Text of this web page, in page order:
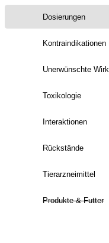
Dosierungen
Kontraindikationen
Unerwünschte Wirk.
Toxikologie
Interaktionen
Rückstände
Tierarzneimittel
Produkte & Futter